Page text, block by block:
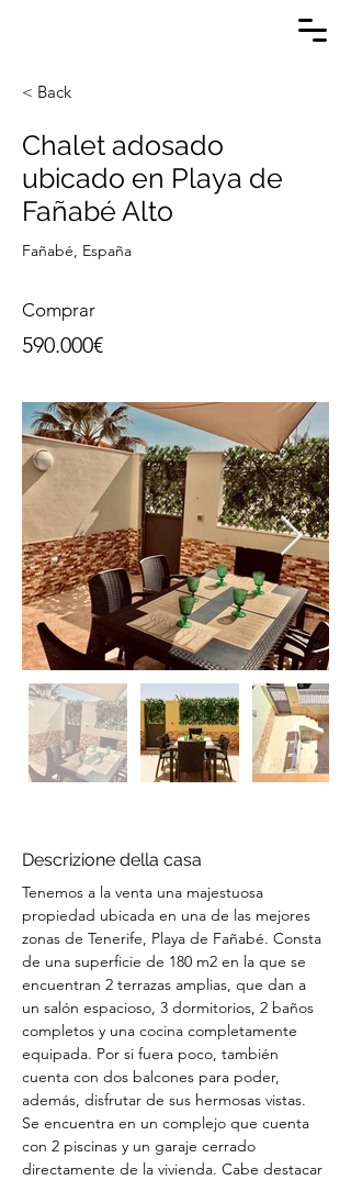
< Back
Chalet adosado
ubicado en Playa de
Fañabé Alto
Fañabé, España
Comprar
590.000€
Descrizione della casa
Tenemos a la venta una majestuosa
propiedad ubicada en una de las mejores
zonas de Tenerife, Playa de Fañabé. Consta
de una superficie de 180 m2 en la que se
encuentran 2 terrazas amplias, que dan a
un salón espacioso, 3 dormitorios, 2 baños
completos y una cocina completamente
equipada. Por si fuera poco, también
cuenta con dos balcones para poder,
además, disfrutar de sus hermosas vistas.
Se encuentra en un complejo que cuenta
con 2 piscinas y un garaje cerrado
directamente de la vivienda. Cabe destacar